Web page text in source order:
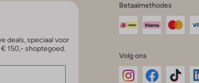
deals, speciaal voor
150,- shoptegoed.
Betaalmethodes
Volg ons